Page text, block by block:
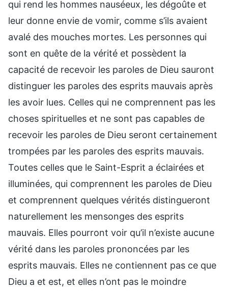
qui rend les hommes nauséeux, les dégoûte et
leur donne envie de vomir, comme s’ils avaient
avalé des mouches mortes. Les personnes qui
sont en quête de la vérité et possèdent la
capacité de recevoir les paroles de Dieu sauront
distinguer les paroles des esprits mauvais après
les avoir lues. Celles qui ne comprennent pas les
choses spirituelles et ne sont pas capables de
recevoir les paroles de Dieu seront certainement
trompées par les paroles des esprits mauvais.
Toutes celles que le Saint-Esprit a éclairées et
illuminées, qui comprennent les paroles de Dieu
et comprennent quelques vérités distingueront
naturellement les mensonges des esprits
mauvais. Elles pourront voir qu’il n’existe aucune
vérité dans les paroles prononcées par les
esprits mauvais. Elles ne contiennent pas ce que
Dieu a et est, et elles n’ont pas le moindre